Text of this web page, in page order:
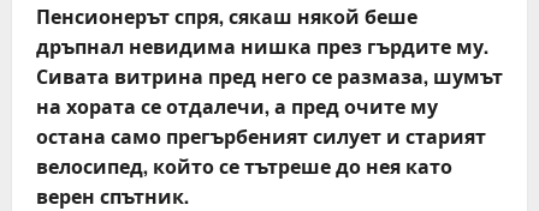
Пенсионерът спря, сякаш някой беше
дръпнал невидима нишка през гърдите му.
Сивата витрина пред него се размаза, шумът
на хората се отдалечи, а пред очите му
остана само прегърбеният силует и старият
велосипед, който се тътреше до нея като
верен спътник.